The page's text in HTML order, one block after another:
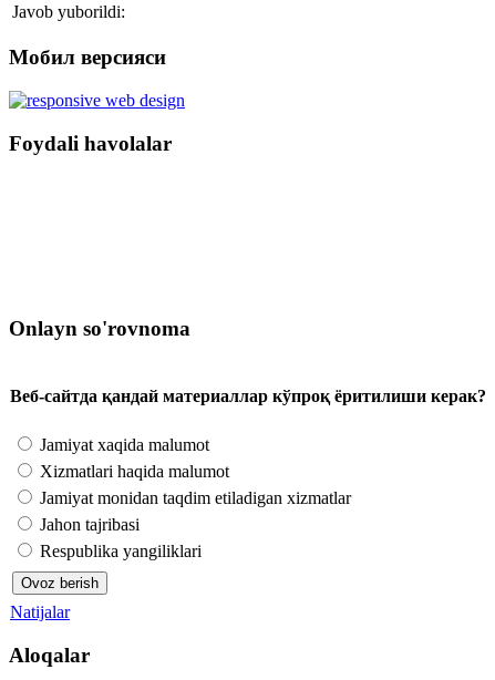
Javob yuborildi:
Мобил версияси
Foydali havolalar
Onlayn so'rovnoma
Веб-сайтда қандай материаллар кўпроқ ёритилиши керак?
Jamiyat xaqida malumot
Xizmatlari haqida malumot
Jamiyat monidan taqdim etiladigan xizmatlar
Jahon tajribasi
Respublika yangiliklari
Natijalar
Aloqalar